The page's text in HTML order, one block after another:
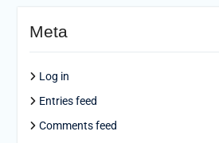
Meta
Log in
Entries feed
Comments feed